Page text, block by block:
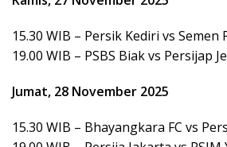
15.30 WIB – Persik Kediri vs Semen
19.00 WIB – PSBS Biak vs Persijap
Jumat, 28 November 2025
15.30 WIB – Bhayangkara FC vs